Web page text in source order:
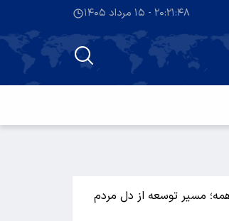
۲۰:۲۱:۴۹ - ۱۵ مرداد ۱۴۰۵
همه؛ مسیر توسعه از دل مردم